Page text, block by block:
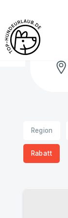
Region
Rabatt